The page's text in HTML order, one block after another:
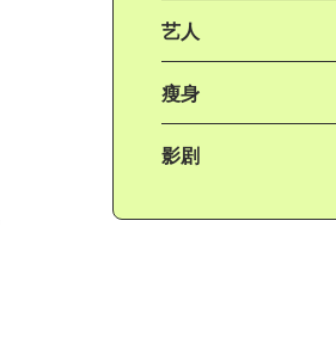
艺人
瘦身
影剧